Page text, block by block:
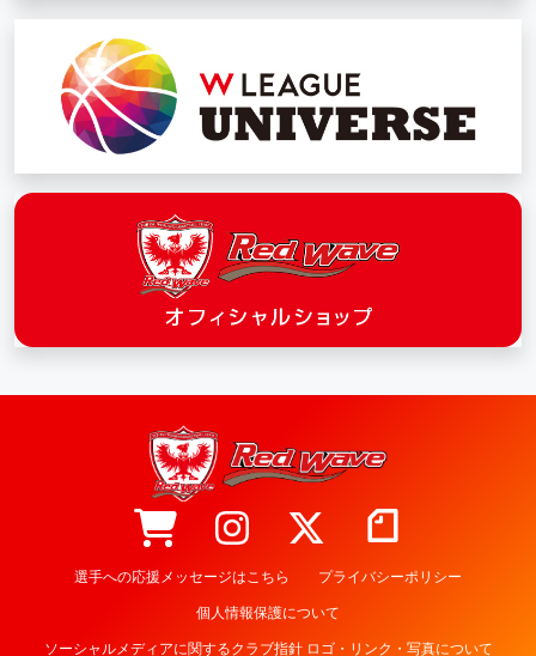
選手への応援メッセージはこちら プライバシーポリシー
個人情報保護について
ソーシャルメディアに関するクラブ指針 ロゴ・リンク・写真について